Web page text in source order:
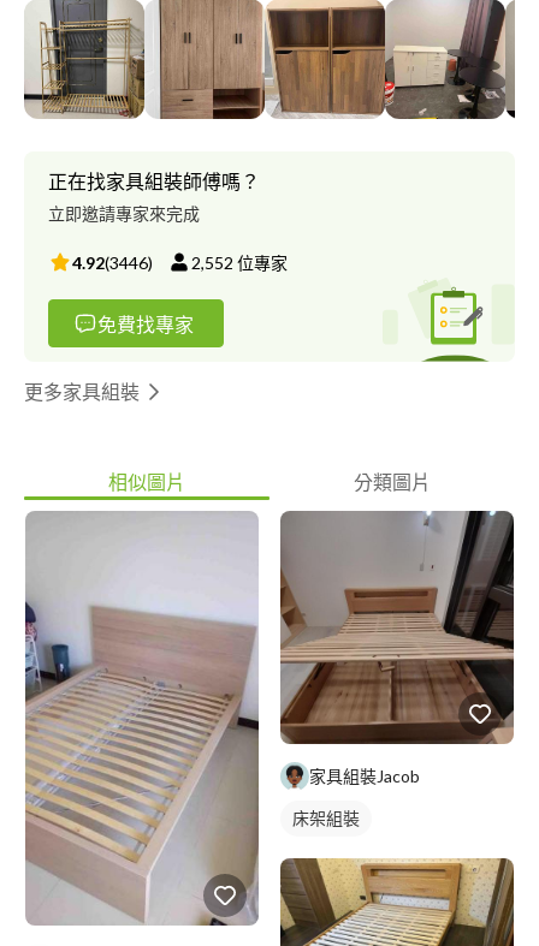
您服務，價位不高，都可談的 本人高中是就讀資訊科，數理方面
較佳，打字的速度也滿快的，有電腦軟體應用的證照，也滿喜歡小
孩的。 能提供數學家教、國小個後輔導、打字排版的服務☺️ 家教
部分都可以試教的！試教不收費！後面的收費一定便宜?
正在找家具組裝師傅嗎？
立即邀請專家來完成
4.92(3446) 2,552 位專家
免費找專家
更多家具組裝
相似圖片 分類圖片
家具組裝Jacob
床架組裝